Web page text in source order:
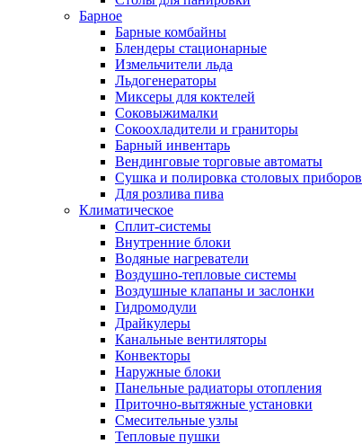
Барное
Барные комбайны
Блендеры стационарные
Измельчители льда
Льдогенераторы
Миксеры для коктелей
Соковыжималки
Сокоохладители и граниторы
Барный инвентарь
Вендинговые торговые автоматы
Сушка и полировка столовых приборов
Для розлива пива
Климатическое
Сплит-системы
Внутренние блоки
Водяные нагреватели
Воздушно-тепловые системы
Воздушные клапаны и заслонки
Гидромодули
Драйкулеры
Канальные вентиляторы
Конвекторы
Наружные блоки
Панельные радиаторы отопления
Приточно-вытяжные установки
Смесительные узлы
Тепловые пушки